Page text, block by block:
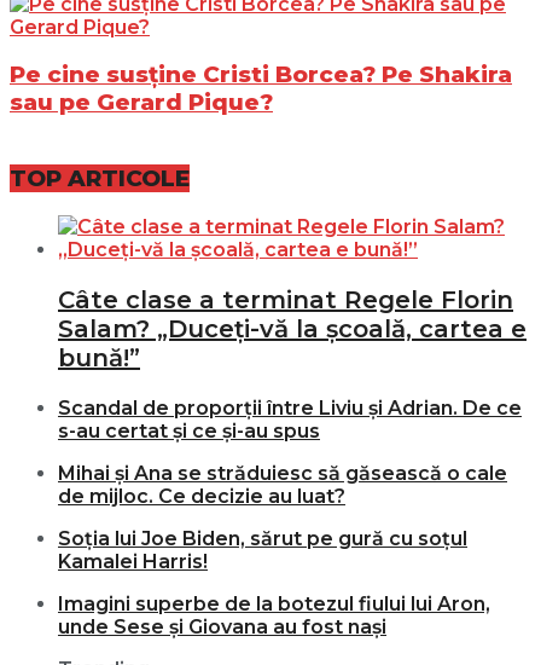
Pe cine susține Cristi Borcea? Pe Shakira
sau pe Gerard Pique?
TOP ARTICOLE
Câte clase a terminat Regele Florin
Salam? „Duceți-vă la școală, cartea e
bună!”
Scandal de proporții între Liviu și Adrian. De ce
s-au certat și ce și-au spus
Mihai și Ana se străduiesc să găsească o cale
de mijloc. Ce decizie au luat?
Soția lui Joe Biden, sărut pe gură cu soțul
Kamalei Harris!
Imagini superbe de la botezul fiului lui Aron,
unde Sese și Giovana au fost nași